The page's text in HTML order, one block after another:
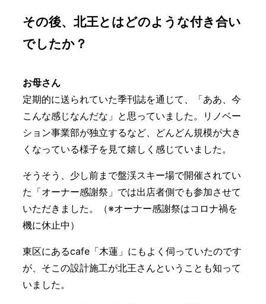
その後、北王とはどのような付き合い
でしたか？
お母さん
定期的に送られていた季刊誌を通じて、「ああ、今
こんな感じなんだな」と思っていました。リノベー
ション事業部が独立するなど、どんどん規模が大き
くなっている様子を見て嬉しく感じていました。
そうそう、少し前まで盤渓スキー場で開催されてい
た「オーナー感謝祭」では出店者側でも参加させて
いただきました。（※オーナー感謝祭はコロナ禍を
機に休止中）
東区にあるcafe「木蓮」にもよく伺っていたのです
が、そこの設計施工が北王さんということも知って
いました。